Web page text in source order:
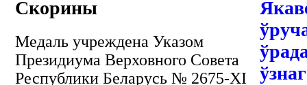
Скорины
Медаль учреждена Указом
Президиума Верховного Совета
Республики Беларусь № 2675-XI